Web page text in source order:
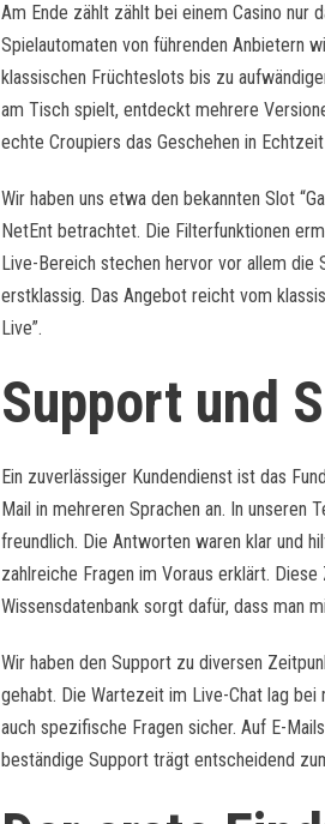
Am Ende zählt zählt bei einem Casino nur
Spielautomaten von führenden Anbietern
klassischen Früchteslots bis zu
am Tisch spielt, entdeckt mehrere
echte Croupiers das Geschehen in
Wir haben uns etwa den bekannten Slot
NetEnt betrachtet. Die Filterfunktionen
Live-Bereich stechen hervor vor allem die
erstklassig. Das Angebot reicht vom
Live”.
Support und
Ein zuverlässiger Kundendienst ist das
Mail in mehreren Sprachen an. In unseren
freundlich. Die Antworten waren klar und
zahlreiche Fragen im Voraus erklärt.
Wissensdatenbank sorgt dafür, dass man
Wir haben den Support zu diversen
gehabt. Die Wartezeit im Live-Chat lag
auch spezifische Fragen sicher. Auf E-
beständige Support trägt entscheidend